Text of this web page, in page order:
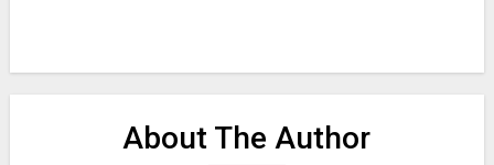
About The Author